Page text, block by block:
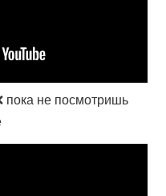
не посмотришь